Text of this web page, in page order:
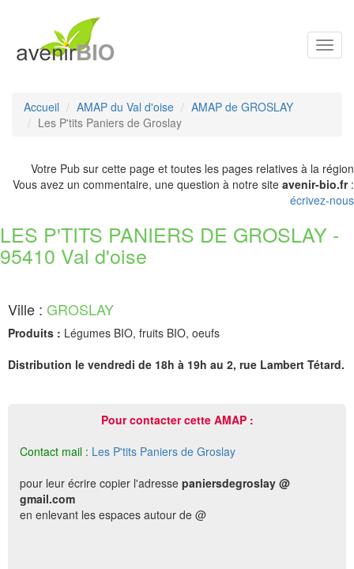
Accueil AMAP du Val d'oise
AMAP de GROSLAY
Les P'tits Paniers de Groslay
Votre Pub sur cette page et toutes les pages relatives à la région
Vous avez un commentaire, une question à notre site avenir-bio.fr:
écrivez-nous
LES P'TITS PANIERS DE GROSLAY -
95410 Val d'oise
Ville : GROSLAY
Produits : Légumes BIO, fruits BIO, oeufs
Distribution le vendredi de 18h à 19h au 2, rue Lambert Tétard.
Pour contacter cette AMAP :
Contact mail : Les P'tits Paniers de Groslay
pour leur écrire copier l'adresse paniersdegroslay @
gmail.com
en enlevant les espaces autour de @